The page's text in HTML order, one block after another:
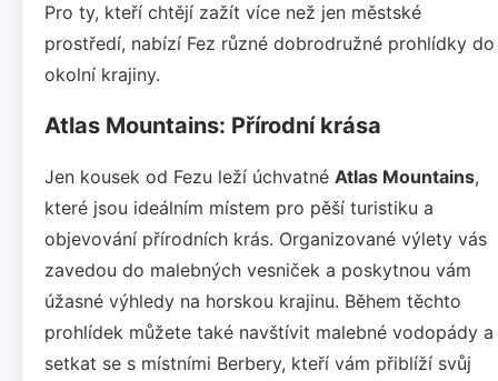
Pro ty, kteří chtějí zažít více než jen městské
prostředí, nabízí Fez různé dobrodružné prohlídky do
okolní krajiny.
Atlas Mountains: Přírodní krása
Jen kousek od Fezu leží úchvatné Atlas Mountains,
které jsou ideálním místem pro pěší turistiku a
objevování přírodních krás. Organizované výlety vás
zavedou do malebných vesniček a poskytnou vám
úžasné výhledy na horskou krajinu. Během těchto
prohlídek můžete také navštívit malebné vodopády a
setkat se s místními Berbery, kteří vám přiblíží svůj